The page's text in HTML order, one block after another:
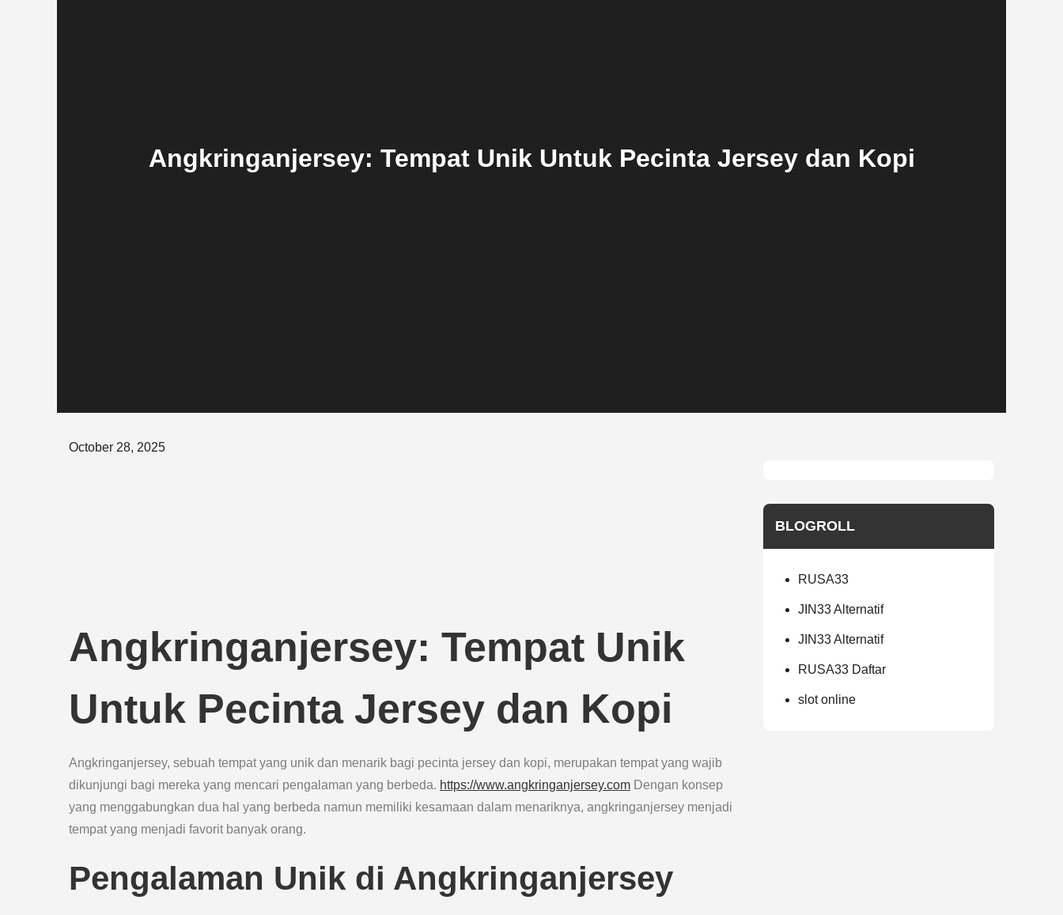
Angkringanjersey: Tempat Unik Untuk Pecinta Jersey dan Kopi
Posted
October 28, 2025
Angkringanjersey: Tempat Unik
Untuk Pecinta Jersey dan Kopi
Angkringanjersey, sebuah tempat yang unik dan menarik bagi pecinta jersey dan kopi, merupakan tempat yang wajib
dikunjungi bagi mereka yang mencari pengalaman yang berbeda. https://www.angkringanjersey.com Dengan konsep
yang menggabungkan dua hal yang berbeda namun memiliki kesamaan dalam menariknya, angkringanjersey menjadi
tempat yang menjadi favorit banyak orang.
Pengalaman Unik di Angkringanjersey
BLOGROLL
RUSA33
JIN33 Alternatif
JIN33 Alternatif
RUSA33 Daftar
slot online